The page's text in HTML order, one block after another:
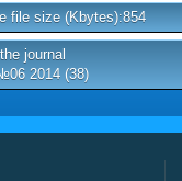
file size (Kbytes):854
journal
2014 (38)